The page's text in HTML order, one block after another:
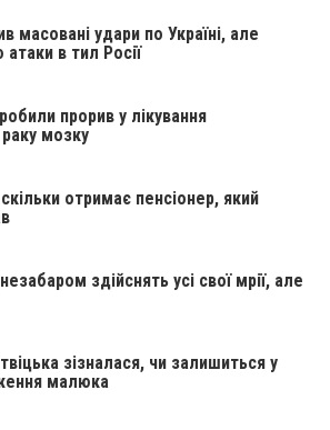
масовані удари по Україні, але
в тил Росії
прорив у лікування
мозку
отримає пенсіонер, який
здійснять усі свої мрії, але
зізналася, чи залишиться у
малюка